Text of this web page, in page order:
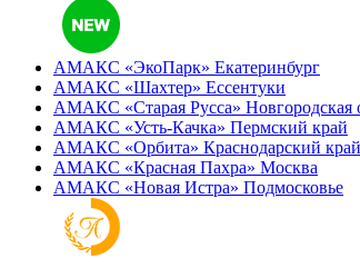
АМАКС «ЭкоПарк» Екатеринбург
АМАКС «‎Шахтер» Ессентуки
АМАКС «‎Старая Русса» Новгородская
АМАКС «‎Усть-Качка» Пермский край
АМАКС «‎Орбита» Краснодарский край
АМАКС «‎Красная Пахра» Москва
АМАКС «‎Новая Истра» Подмосковье